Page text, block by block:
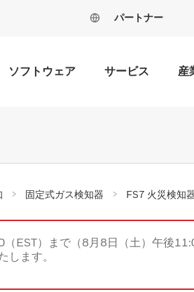
パートナー
ソフトウェア サービス 産
固定式ガス検知器 FS7 火災検知
EST）まで（8月8日（土）午後
ます。